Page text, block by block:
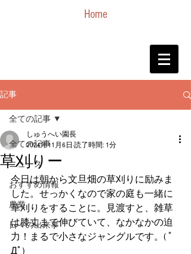
Home
記事
全ての記事
ニュース
おすすめ情報
農業
日々の出来事
全ての記事
草刈りー
しゅうへい園長
2024年11月6日 読了時間: 1分
今日は朝から文旦畑の草刈りに励みま
した。せっかくなので家の庭も一緒に
草刈りをすることに。見渡すと、雑草
は膝丈まで伸びていて、なかなかの迫
力！まるで小さなジャングルです。( ﾟ
Дﾟ)